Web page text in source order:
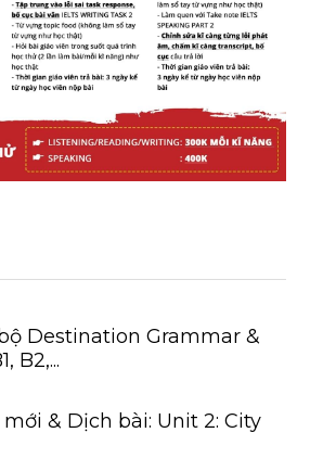
Destination Grammar &
B2,...
& Dịch bài: Unit 2: City